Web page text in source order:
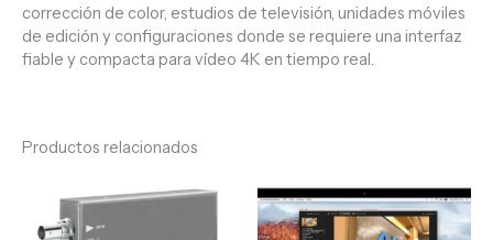
corrección de color, estudios de televisión, unidades móviles
de edición y configuraciones donde se requiere una interfaz
fiable y compacta para vídeo 4K en tiempo real.
Productos relacionados